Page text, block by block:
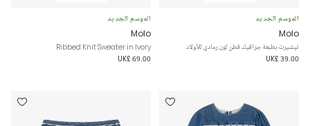
الموسم الجديد
Molo
تيشيرت بطبعة جرافيك قطن لون رمادي للأولاد
UK£ 39.00
الموسم الجديد
Molo
Ribbed Knit Sweater in Ivory
UK£ 69.00